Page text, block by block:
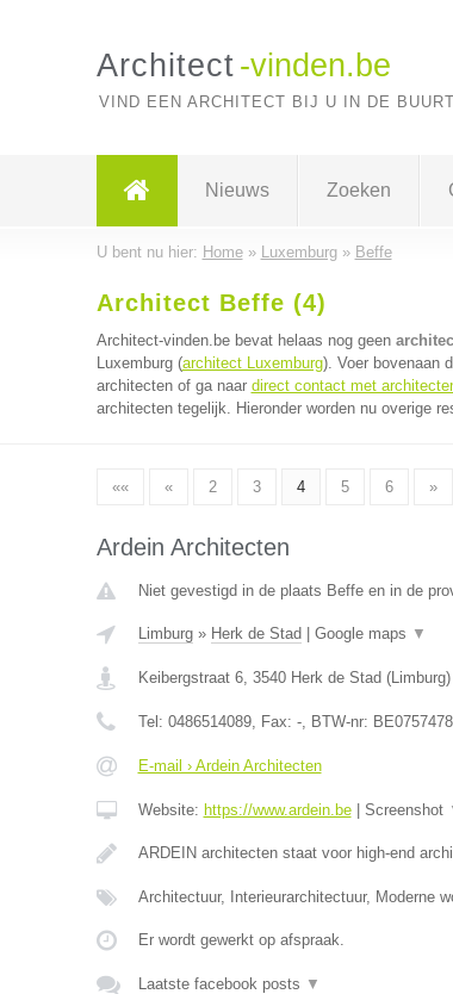
Architect -vinden.be
VIND EEN ARCHITECT BIJ U IN DE
Nieuws Zoeken
U bent nu hier: Home» Luxemburg» Beffe
Architect Beffe (4)
Architect-vinden.be bevat helaas nog geen
Luxemburg (architect Luxemburg). Voer bovenaan
architecten of ga naar direct contact met
architecten tegelijk. Hieronder worden nu overige
«« « 2 3 4 5 6 »
Ardein Architecten
Niet gevestigd in de plaats Beffe en in de
Limburg» Herk de Stad Google maps ▼
Keibergstraat 6, 3540 Herk de Stad (Limburg)
Tel: 0486514089, Fax: -, BTW-nr:
E-mail › Ardein Architecten
Website: https://www.ardein.be| Screenshot
ARDEIN architecten staat voor high-end
Architectuur, Interieurarchitectuur, Moderne
Er wordt gewerkt op afspraak.
Laatste facebook posts ▼